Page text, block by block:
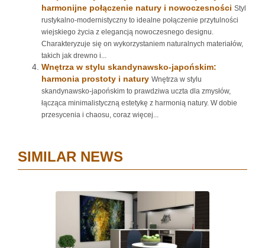
harmonijne połączenie natury i nowoczesności Styl
rustykalno-modernistyczny to idealne połączenie przytulności
wiejskiego życia z elegancją nowoczesnego designu.
Charakteryzuje się on wykorzystaniem naturalnych materiałów,
takich jak drewno i...
Wnętrza w stylu skandynawsko-japońskim:
harmonia prostoty i natury Wnętrza w stylu
skandynawsko-japońskim to prawdziwa uczta dla zmysłów,
łącząca minimalistyczną estetykę z harmonią natury. W dobie
przesycenia i chaosu, coraz więcej...
SIMILAR NEWS